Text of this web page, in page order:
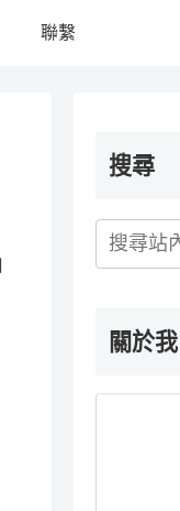
聯繫
搜尋
關於我